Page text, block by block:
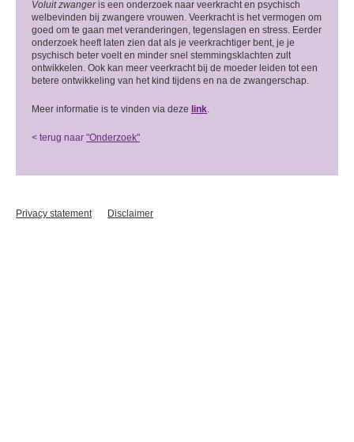
Voluit zwangeris een onderzoek naar veerkracht en psychisch
welbevinden bij zwangere vrouwen. Veerkracht is het vermogen om
goed om te gaan met veranderingen, tegenslagen en stress. Eerder
onderzoek heeft laten zien dat als je veerkrachtiger bent, je je
psychisch beter voelt en minder snel stemmingsklachten zult
ontwikkelen. Ook kan meer veerkracht bij de moeder leiden tot een
betere ontwikkeling van het kind tijdens en na de zwangerschap.
Meer informatie is te vinden via deze link.
< terug naar "Onderzoek"
Privacy statement Disclaimer